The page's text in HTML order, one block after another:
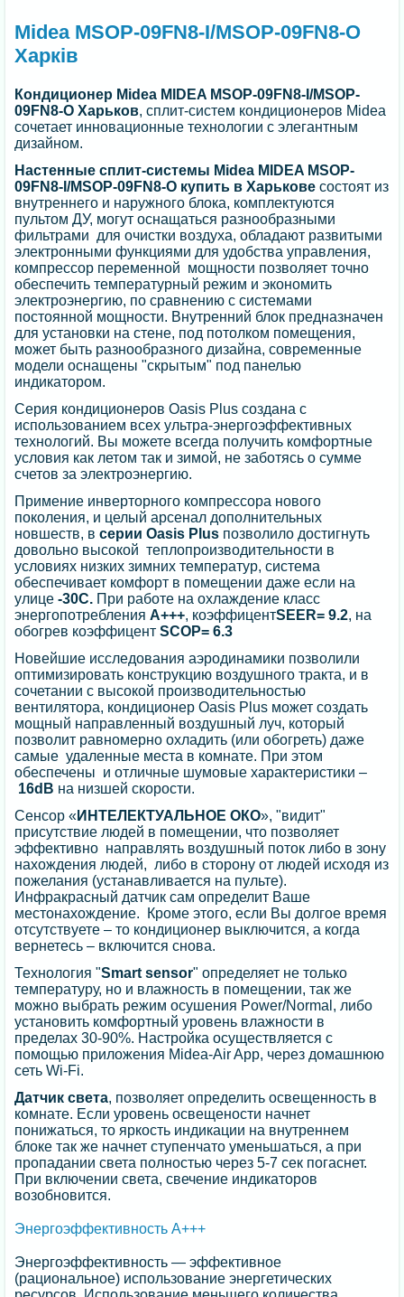
Midea MSOP-09FN8-I/MSOP-09FN8-O
Харків
Кондиционер Midea MIDEA MSOP-09FN8-I/MSOP-
09FN8-O Харьков, сплит-систем кондиционеров Midea
сочетает инновационные технологии с элегантным
дизайном.
Настенные сплит-системы Midea MIDEA MSOP-
09FN8-I/MSOP-09FN8-O купить в Харькове состоят из
внутреннего и наружного блока, комплектуются
пультом ДУ, могут оснащаться разнообразными
фильтрами для очистки воздуха, обладают развитыми
электронными функциями для удобства управления,
компрессор переменной мощности позволяет точно
обеспечить температурный режим и экономить
электроэнергию, по сравнению с системами
постоянной мощности. Внутренний блок предназначен
для установки на стене, под потолком помещения,
может быть разнообразного дизайна, современные
модели оснащены "скрытым" под панелью
индикатором.
Серия кондиционеров Oasis Plus создана с
использованием всех ультра-энергоэффективных
технологий. Вы можете всегда получить комфортные
условия как летом так и зимой, не заботясь о сумме
счетов за электроэнергию.
Примение инверторного компрессора нового
поколения, и целый арсенал дополнительных
новшеств, всерии Oasis Plus позволило достигнуть
довольно высокой теплопроизводительности в
условиях низких зимних температур, система
обеспечивает комфорт в помещении даже если на
улице-30С. При работе на охлаждение класс
энергопотребленияА+++, коэффицентSEER= 9.2, на
обогрев коэффицентSCOP= 6.3
Новейшие исследования аэродинамики позволили
оптимизировать конструкцию воздушного тракта, и в
сочетании с высокой производительностью
вентилятора, кондиционер Oasis Plus может создать
мощный направленный воздушный луч, который
позволит равномерно охладить (или обогреть) даже
самые удаленные места в комнате. При этом
обеспечены и отличные шумовые характеристики –
16dB на низшей скорости.
Сенсор «ИНТЕЛЕКТУАЛЬНОЕ ОКО», "видит"
присутствие людей в помещении, что позволяет
эффективно направлять воздушный поток либо в зону
нахождения людей, либо в сторону от людей исходя из
пожелания (устанавливается на пульте).
Инфракрасный датчик сам определит Ваше
местонахождение. Кроме этого, если Вы долгое время
отсутствуете – то кондиционер выключится, а когда
вернетесь – включится снова.
Технология "Smart sensor" определяет не только
температуру, но и влажность в помещении, так же
можно выбрать режим осушения Power/Normal, либо
установить комфортный уровень влажности в
пределах 30-90%. Настройка осуществляется с
помощью приложения Midea-Air App, через домашнюю
сеть Wi-Fi.
Датчик света, позволяет определить освещенность в
комнате. Если уровень освещености начнет
понижаться, то яркость индикации на внутреннем
блоке так же начнет ступенчато уменьшаться, а при
пропадании света полностью через 5-7 сек погаснет.
При включении света, свечение индикаторов
возобновится.
Энергоэффективность А+++
Энергоэффективность — эффективное
(рациональное) использование энергетических